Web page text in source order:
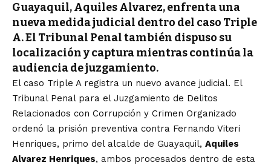
Guayaquil, Aquiles Alvarez, enfrenta una
nueva medida judicial dentro del caso Triple
A. El Tribunal Penal también dispuso su
localización y captura mientras continúa la
audiencia de juzgamiento.
El caso Triple A registra un nuevo avance judicial. El
Tribunal Penal para el Juzgamiento de Delitos
Relacionados con Corrupción y Crimen Organizado
ordenó la prisión preventiva contra Fernando Viteri
Henriques, primo del alcalde de Guayaquil, Aquiles
Alvarez Henriques, ambos procesados dentro de esta